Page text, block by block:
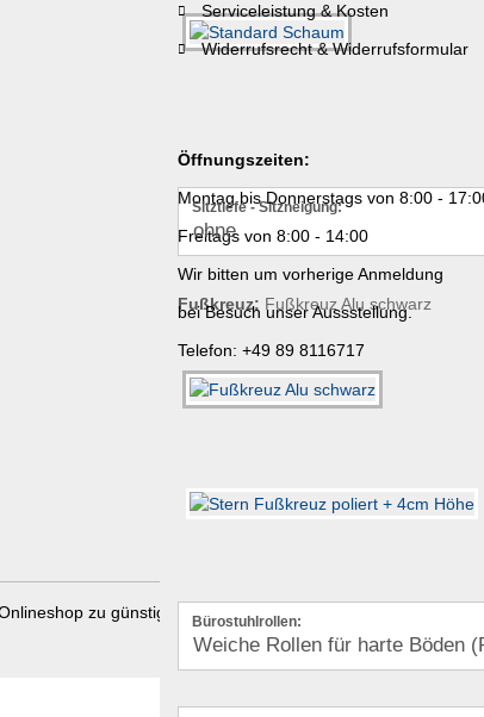
Sitztiefe - Sitzneigung:
Fußkreuz: Fußkreuz Alu schwarz
Bürostuhlrollen:
Serviceleistung & Kosten
Widerrufsrecht & Widerrufsformular
Öffnungszeiten:
Montag bis Donnerstags von 8:00 -
Freitags von 8:00 - 14:00
Wir bitten um vorherige Anmeldung
bei Besuch unser Aussstellung.
Telefon: +49 89 8116717
zu günstigen Preisen bei Wilhelm-Schuster. de seit